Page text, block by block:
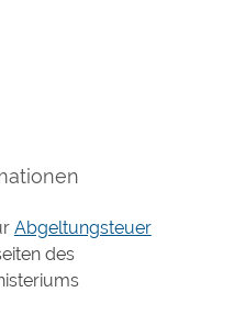
Abgeltungsteuer
des